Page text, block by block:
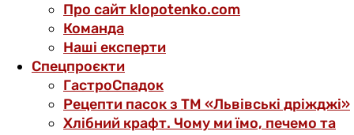
Про сайт klopotenko.com
Команда
Наші експерти
Спецпроєкти
ГастроСпадок
Рецепти пасок з ТМ «Львівські дріжджі»
Хлібний крафт. Чому ми їмо, печемо та